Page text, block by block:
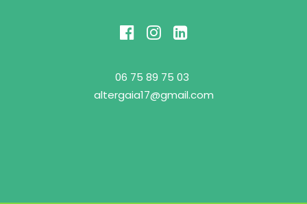
06 75 89 75 03
altergaia17@gmail.com